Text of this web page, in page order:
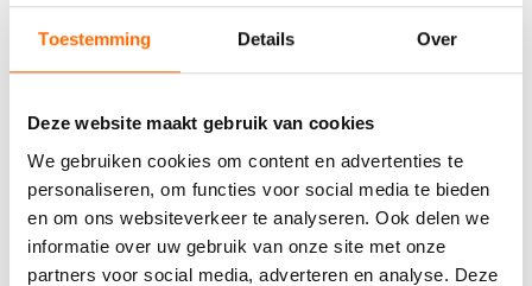
Toestemming Details Over
Deze website maakt gebruik van cookies
We gebruiken cookies om content en advertenties te
personaliseren, om functies voor social media te bieden
en om ons websiteverkeer te analyseren. Ook delen we
informatie over uw gebruik van onze site met onze
partners voor social media, adverteren en analyse. Deze